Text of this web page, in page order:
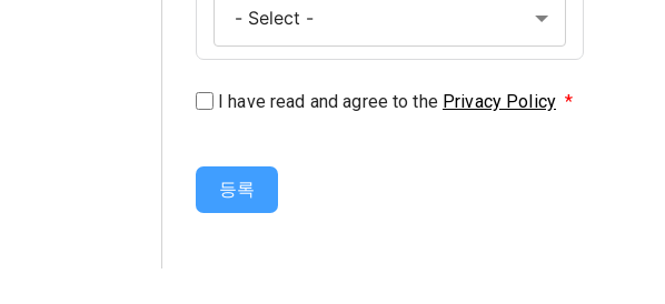
I have read and agree to the Privacy Policy *
등록